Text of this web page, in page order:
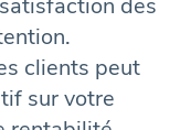
clients peut
sur votre